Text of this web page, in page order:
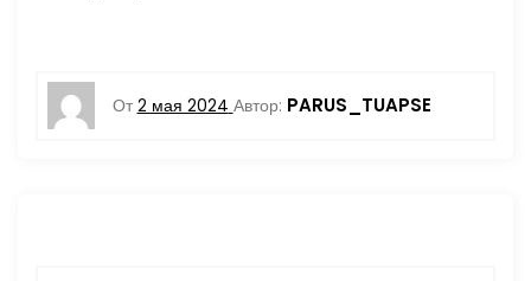
От 2 мая 2024 Автор: PARUS_TUAPSE